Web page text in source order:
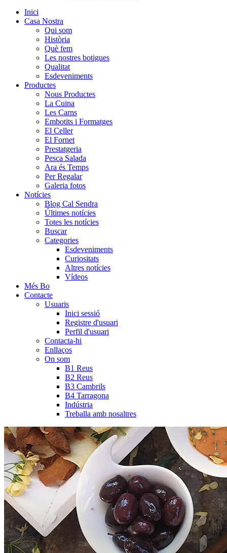
Inici
Casa Nostra
Qui som
Història
Què fem
Les nostres botigues
Qualitat
Esdeveniments
Productes
Nous Productes
La Cuina
Les Carns
Embotits i Formatges
El Celler
El Fornet
Prestatgeria
Pesca Salada
Ara és Temps
Per Regalar
Galeria fotos
Notícies
Blog Cal Sendra
Últimes notícies
Totes les notícies
Buscar
Categories
Esdeveniments
Curiositats
Altres notícies
Vídeos
Més Bo
Contacte
Usuaris
Inici sessió
Registre d'usuari
Perfil d'usuari
Contacta-hi
Enllaços
On som
B1 Reus
B2 Reus
B3 Cambrils
B4 Tarragona
Indústria
Treballa amb nosaltres